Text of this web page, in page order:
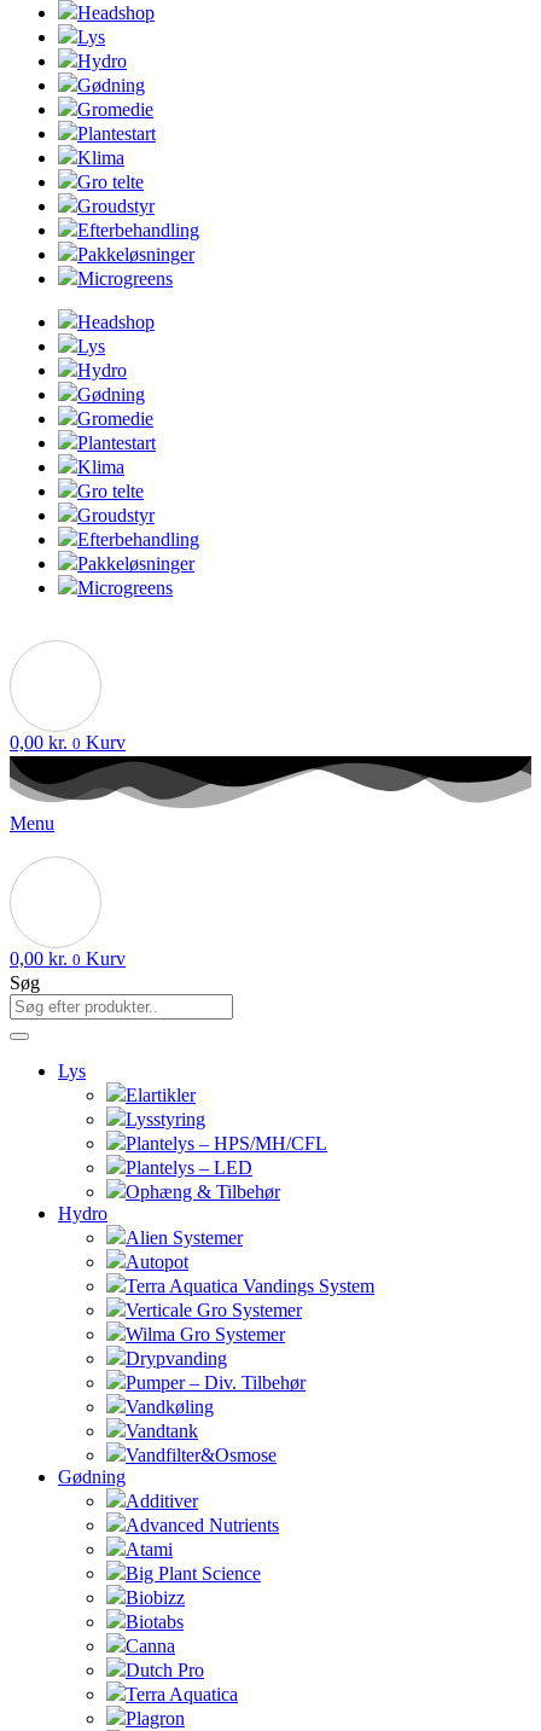
Headshop
Lys
Hydro
Gødning
Gromedie
Plantestart
Klima
Gro telte
Groudstyr
Efterbehandling
Pakkeløsninger
Microgreens
Headshop
Lys
Hydro
Gødning
Gromedie
Plantestart
Klima
Gro telte
Groudstyr
Efterbehandling
Pakkeløsninger
Microgreens
0,00 kr. 0 Kurv
Menu
0,00 kr. 0 Kurv
Søg
Lys
Elartikler
Lysstyring
Plantelys – HPS/MH/CFL
Plantelys – LED
Ophæng & Tilbehør
Hydro
Alien Systemer
Autopot
Terra Aquatica Vandings System
Verticale Gro Systemer
Wilma Gro Systemer
Drypvanding
Pumper – Div. Tilbehør
Vandkøling
Vandtank
Vandfilter&Osmose
Gødning
Additiver
Advanced Nutrients
Atami
Big Plant Science
Biobizz
Biotabs
Canna
Dutch Pro
Terra Aquatica
Plagron